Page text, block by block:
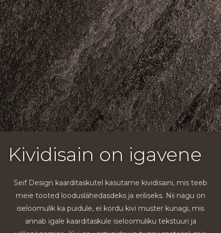
Kividisain on igavene
Seif Design kaarditaskutel kasutame kividisaini, mis teeb
meie tooted looduslähedasdeks ja eriliseks. Nii nagu on
iseloomulik ka puidule, ei kordu kivi muster kunagi, mis
annab igale kaarditaskule iseloomuliku tekstuuri ja